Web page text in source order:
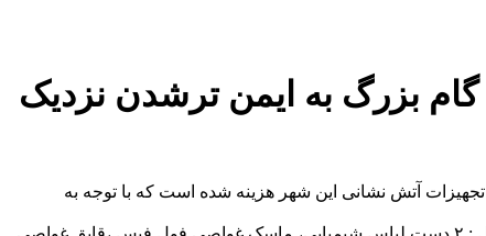
یک گام بزرگ به ایمن ترشدن نزدیک
گفت : از ابتدای سال جاری تاکنون 55میلیارد ریال اعتبار برای خرید تجهیزات آتش نشانی این شهر هزینه شده است که با توجه به